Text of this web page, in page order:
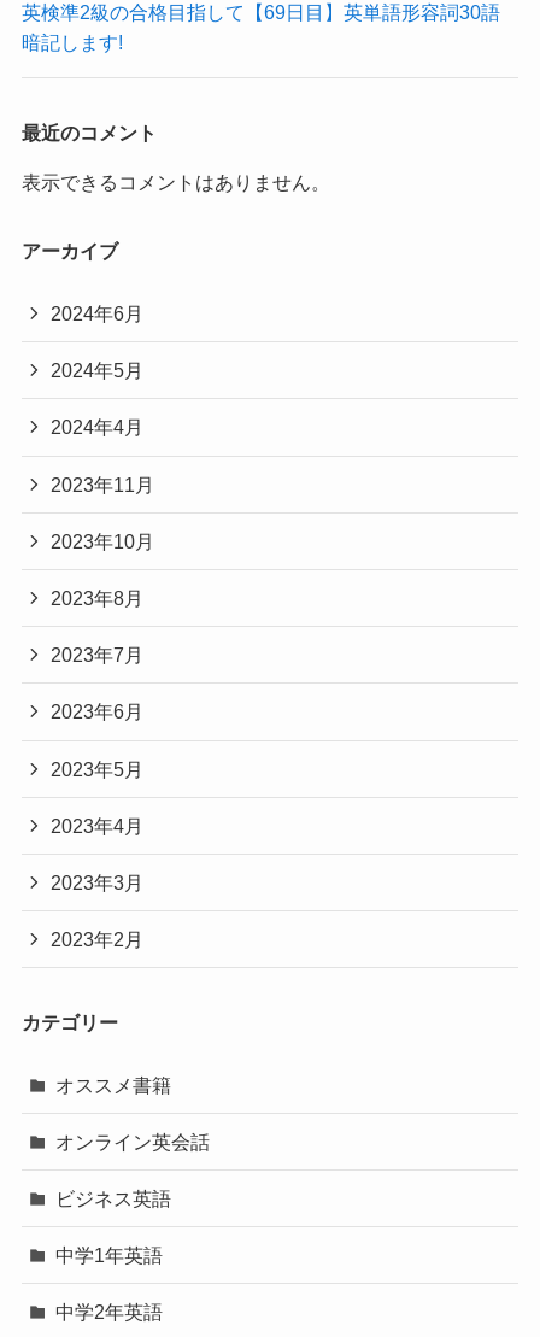
英検準2級の合格目指して【69日目】英単語形容詞30語
暗記します!
最近のコメント
表示できるコメントはありません。
アーカイブ
2024年6月
2024年5月
2024年4月
2023年11月
2023年10月
2023年8月
2023年7月
2023年6月
2023年5月
2023年4月
2023年3月
2023年2月
カテゴリー
オススメ書籍
オンライン英会話
ビジネス英語
中学1年英語
中学2年英語